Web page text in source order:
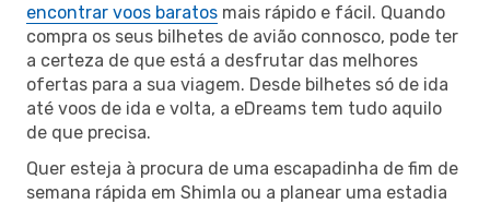
encontrar voos baratos mais rápido e fácil. Quando
compra os seus bilhetes de avião connosco, pode ter
a certeza de que está a desfrutar das melhores
ofertas para a sua viagem. Desde bilhetes só de ida
até voos de ida e volta, a eDreams tem tudo aquilo
de que precisa.
Quer esteja à procura de uma escapadinha de fim de
semana rápida em Shimla ou a planear uma estadia